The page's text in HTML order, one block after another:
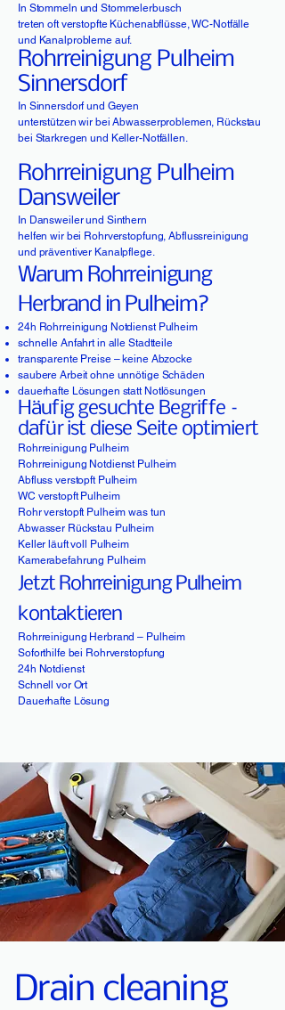
In Stommeln und Stommelerbusch
treten oft verstopfte Küchenabflüsse, WC-Notfälle
und Kanalprobleme auf.
Rohrreinigung Pulheim
Sinnersdorf
In Sinnersdorf und Geyen
unterstützen wir bei Abwasserproblemen, Rückstau
bei Starkregen und Keller-Notfällen.
Rohrreinigung Pulheim
Dansweiler
In Dansweiler und Sinthern
helfen wir bei Rohrverstopfung, Abflussreinigung
und präventiver Kanalpflege.
Warum Rohrreinigung
Herbrand in Pulheim?
24h Rohrreinigung Notdienst Pulheim
schnelle Anfahrt in alle Stadtteile
transparente Preise – keine Abzocke
saubere Arbeit ohne unnötige Schäden
dauerhafte Lösungen statt Notlösungen
Häufig gesuchte Begriffe –
dafür ist diese Seite optimiert
Rohrreinigung Pulheim
Rohrreinigung Notdienst Pulheim
Abfluss verstopft Pulheim
WC verstopft Pulheim
Rohr verstopft Pulheim was tun
Abwasser Rückstau Pulheim
Keller läuft voll Pulheim
Kamerabefahrung Pulheim
Jetzt Rohrreinigung Pulheim
kontaktieren
Rohrreinigung Herbrand – Pulheim
Soforthilfe bei Rohrverstopfung
24h Notdienst
Schnell vor Ort
Dauerhafte Lösung
Drain cleaning